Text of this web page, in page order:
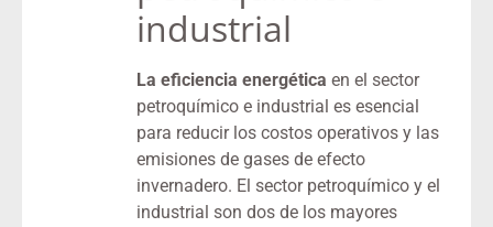
industrial
La eficiencia energética en el sector
petroquímico e industrial es esencial
para reducir los costos operativos y las
emisiones de gases de efecto
invernadero. El sector petroquímico y el
industrial son dos de los mayores